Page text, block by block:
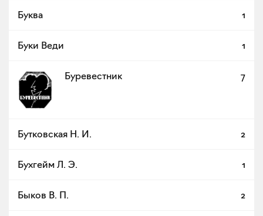
Буква 1
Буки Веди 1
Буревестник 7
Бутковская Н. И. 2
Бухгейм Л. Э. 1
Быков В. П. 2